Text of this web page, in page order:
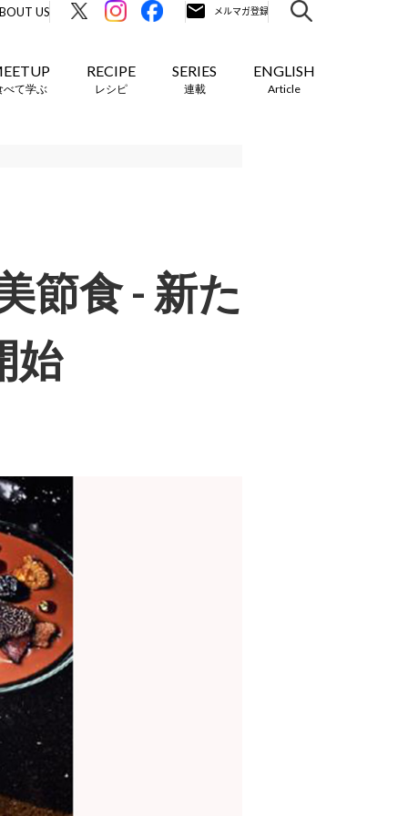
US
べて学ぶ
RECIPE
レシピ
SERIES
連載
ENGLISH
Article
節食 - 新た
始